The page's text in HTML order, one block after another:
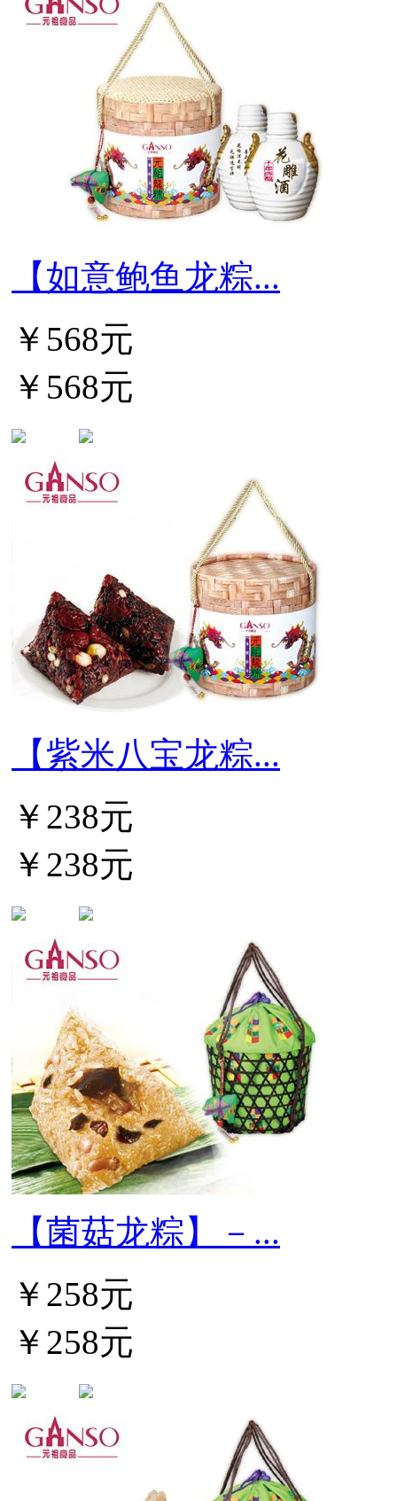
【如意鲍鱼龙粽...
￥568元
￥568元
【紫米八宝龙粽...
￥238元
￥238元
【菌菇龙粽】－...
￥258元
￥258元